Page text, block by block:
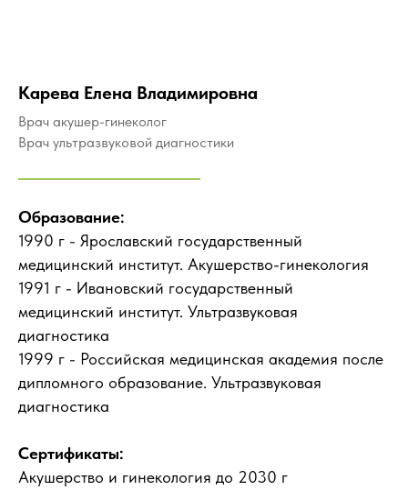
Карева Елена Владимировна
Врач акушер-гинеколог
Врач ультразвуковой диагностики
Образование:
1990 г - Ярославский государственный
медицинский институт. Акушерство-гинекология
1991 г - Ивановский государственный
медицинский институт. Ультразвуковая
диагностика
1999 г - Российская медицинская академия после
дипломного образование. Ультразвуковая
диагностика
Сертификаты:
Акушерство и гинекология до 2030 г